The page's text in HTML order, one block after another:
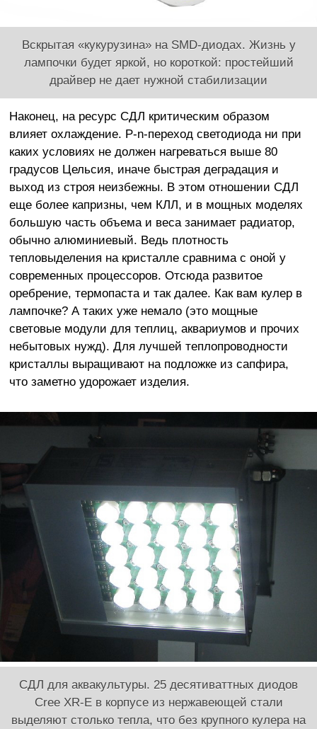
Вскрытая «кукурузина» на SMD-диодах. Жизнь у
лампочки будет яркой, но короткой: простейший
драйвер не дает нужной стабилизации
Наконец, на ресурс СДЛ критическим образом
влияет охлаждение. P-n-переход светодиода ни при
каких условиях не должен нагреваться выше 80
градусов Цельсия, иначе быстрая деградация и
выход из строя неизбежны. В этом отношении СДЛ
еще более капризны, чем КЛЛ, и в мощных моделях
большую часть объема и веса занимает радиатор,
обычно алюминиевый. Ведь плотность
тепловыделения на кристалле сравнима с оной у
современных процессоров. Отсюда развитое
оребрение, термопаста и так далее. Как вам кулер в
лампочке? А таких уже немало (это мощные
световые модули для теплиц, аквариумов и прочих
небытовых нужд). Для лучшей теплопроводности
кристаллы выращивают на подложке из сапфира,
что заметно удорожает изделия.
СДЛ для аквакультуры. 25 десятиваттных диодов
Cree XR-E в корпусе из нержавеющей стали
выделяют столько тепла, что без крупного кулера на